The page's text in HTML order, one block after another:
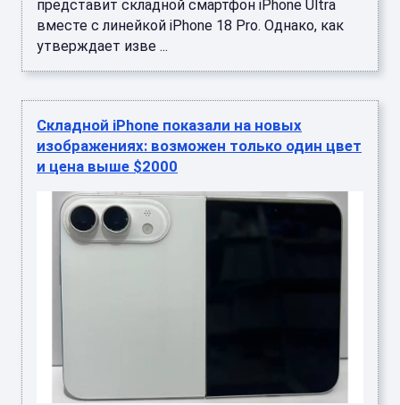
представит складной смартфон iPhone Ultra
вместе с линейкой iPhone 18 Pro. Однако, как
утверждает изве ...
Складной iPhone показали на новых
изображениях: возможен только один цвет
и цена выше $2000